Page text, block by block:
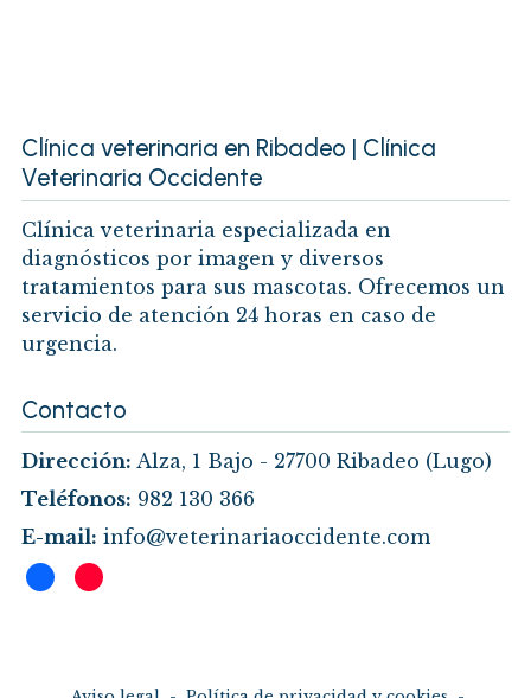
Clínica veterinaria en Ribadeo | Clínica
Veterinaria Occidente
Clínica veterinaria especializada en
diagnósticos por imagen y diversos
tratamientos para sus mascotas. Ofrecemos un
servicio de atención 24 horas en caso de
urgencia.
Contacto
Dirección: Alza, 1 Bajo - 27700 Ribadeo (Lugo)
Teléfonos: 982 130 366
E-mail: info@veterinariaoccidente.com